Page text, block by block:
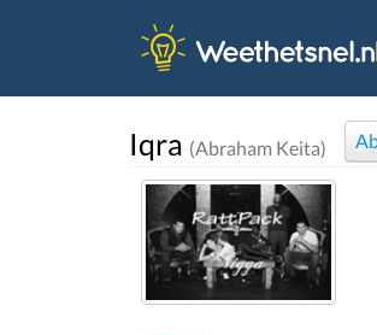
Iqra (Abraham Keita)